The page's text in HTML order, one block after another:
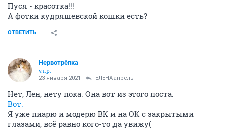
Пуся - красотка!!!
А фотки кудряшевской кошки есть?
ОТВЕТИТЬ
Нервотрёпка
v.i.p.
23 января 2021 ЕЛЕНАапрель
Нет, Лен, нету пока. Она вот из этого поста.
Вот.
Я уже пиарю и модерю ВК и на ОК с закрытыми
глазами, всё равно кого-то да увижу(